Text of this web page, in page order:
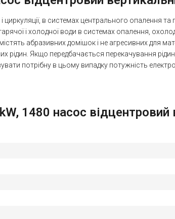
в системах центрального опалення
і холодної води в системах опалення,
абразивних домішок і не агресивних для
рідин. Якщо передбачається перекачування
потрібну в цьому випадку потужність
1480 насос відцентровий